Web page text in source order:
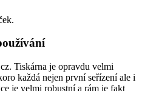
Tiskárna je opravdu velmi
každá nejen první seřízení ale i
je velmi robustní a rám je fakt